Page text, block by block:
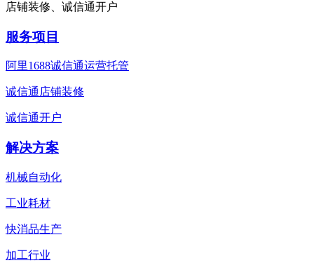
店铺装修、诚信通开户
服务项目
阿里1688诚信通运营托管
诚信通店铺装修
诚信通开户
解决方案
机械自动化
工业耗材
快消品生产
加工行业